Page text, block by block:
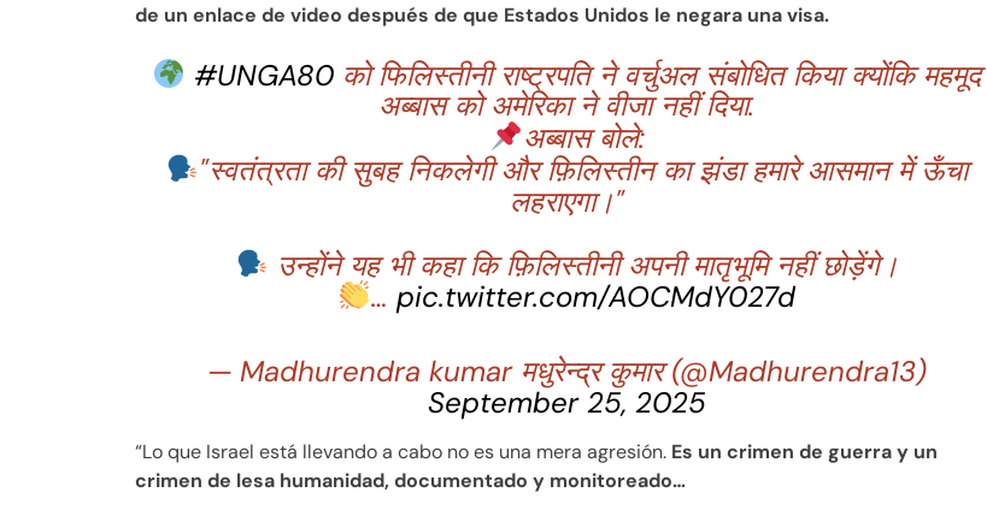
de un enlace de video después de que Estados Unidos le negara una visa.
#UNGA80 को फिलिस्तीनी राष्ट्रपति ने वर्चुअल संबोधित किया क्योंकि महमूद
अब्बास को अमेरिका ने वीजा नहीं दिया.
अब्बास बोले:
"स्वतंत्रता की सुबह निकलेगी और फ़िलिस्तीन का झंडा हमारे आसमान में ऊँचा
लहराएगा।"
उन्होंने यह भी कहा कि फ़िलिस्तीनी अपनी मातृभूमि नहीं छोड़ेंगे।
…pic.twitter.com/AOCMdY027d
— Madhurendra kumar मधुरेन्द्र कुमार (@Madhurendra13)
September 25, 2025
“Lo que Israel está llevando a cabo no es una mera agresión. Es un crimen de guerra y un
crimen de lesa humanidad, documentado y monitoreado…